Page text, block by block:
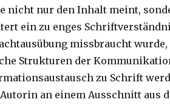
nicht nur den Inhalt meint,
ein zu enges
missbraucht
Strukturen der
zu Schrift
an einem Ausschnitt aus